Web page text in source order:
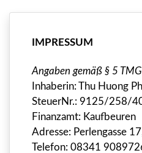
IMPRESSUM
Angaben gemäß § 5 TMG
Inhaberin: Thu Huong
SteuerNr.: 9125/258/
Finanzamt: Kaufbeuren
Adresse: Perlengasse
Telefon: 08341